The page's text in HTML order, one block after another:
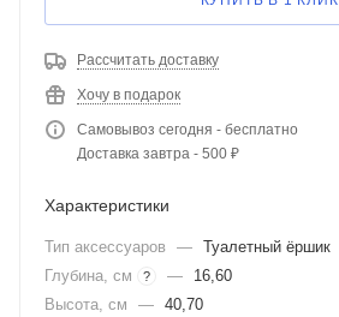
Рассчитать доставку
Хочу в подарок
Самовывоз сегодня - бесплатно
Доставка завтра - 500 ₽
Характеристики
Тип аксессуаров — Туалетный ёршик
Глубина, см
? —
16,60
Высота, см
— 40,70